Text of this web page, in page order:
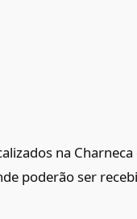
na
poderão ser